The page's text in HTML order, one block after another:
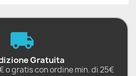
Gratuita
o gratis con ordine min. di 25€